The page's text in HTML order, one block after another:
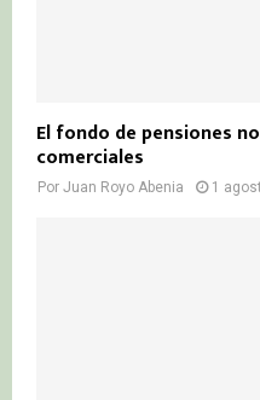
El fondo de pensiones
comerciales
Por Juan Royo Abenia 1